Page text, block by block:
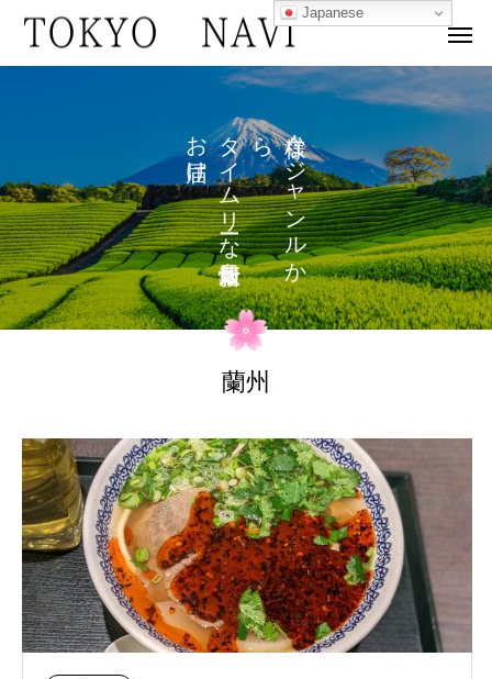
な
ジ
ャ
ン
ル
か
ら
タ
イ
ム
リ
な
を
お
け
蘭州
Japanese